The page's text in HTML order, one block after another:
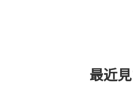
れな
最近